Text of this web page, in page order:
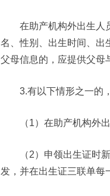
在助产机构外出生人
名、性别、出生时间、出
父母信息的，应提供父母
3.有以下情形之一的
（1）在助产机构外
（2）申领出生证时
发，并在出生证三联单每